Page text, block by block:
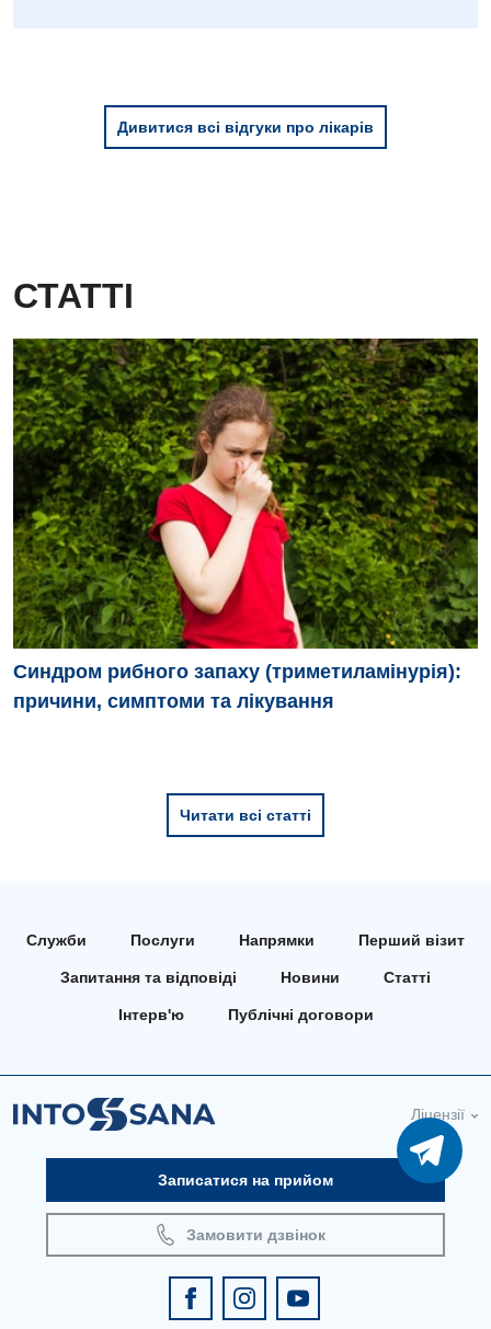
Дивитися всі відгуки про лікарів
СТАТТІ
Синдром рибного запаху (триметиламінурія):
причини, симптоми та лікування
Читати всі статті
Служби Послуги Напрямки Перший візит
Запитання та відповіді Новини Статті
Інтерв'ю Публічні договори
Ліцензії
Записатися на прийом
Замовити дзвінок